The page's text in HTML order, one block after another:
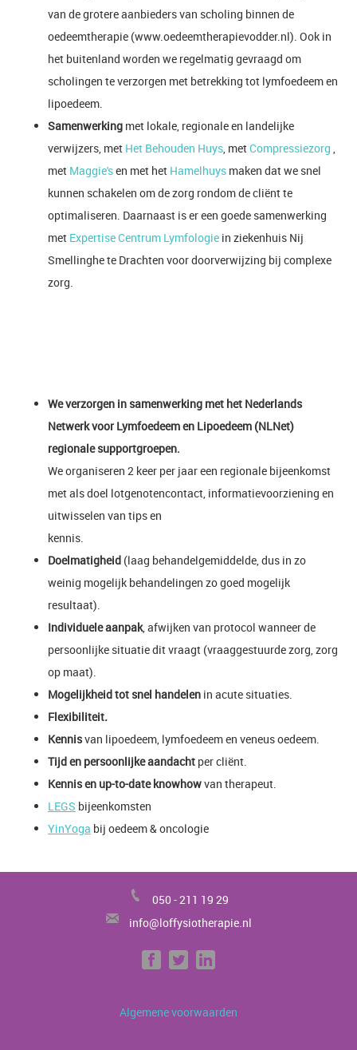
van de grotere aanbieders van scholing binnen de
oedeemtherapie (www.oedeemtherapievodder.nl). Ook in
het buitenland worden we regelmatig gevraagd om
scholingen te verzorgen met betrekking tot lymfoedeem en
lipoedeem.
Samenwerking met lokale, regionale en landelijke
verwijzers, met Het Behouden Huys , metCompressiezorg
met Maggie'sen met het Hamelhuys maken dat we snel
kunnen schakelen om de zorg rondom de cliënt te
optimaliseren. Daarnaast is er een goede samenwerking
met Expertise Centrum Lymfologie in ziekenhuis Nij
Smellinghe te Drachten voor doorverwijzing bij complexe
zorg.
We verzorgen in samenwerking met het Nederlands
Netwerk voor Lymfoedeem en Lipoedeem (NLNet)
regionale supportgroepen.
We organiseren 2 keer per jaar een regionale bijeenkomst
met als doel lotgenotencontact, informatievoorziening en
uitwisselen van tips en
kennis.
Doelmatigheid (laag behandelgemiddelde, dus in zo
weinig mogelijk behandelingen zo goed mogelijk
resultaat).
Individuele aanpak, afwijken van protocol wanneer de
persoonlijke situatie dit vraagt (vraaggestuurde zorg, zorg
op maat).
Mogelijkheid tot snel handelen in acute situaties.
Flexibiliteit.
Kennisvan lipoedeem, lymfoedeem en veneus oedeem.
Tijd en persoonlijke aandacht per cliënt.
Kennis en up-to-date knowhowvan therapeut.
LEGS bijeenkomsten
YinYoga bij oedeem & oncologie
050 -211 19 29
info@loffysiotherapie.nl
Algemene voorwaarden